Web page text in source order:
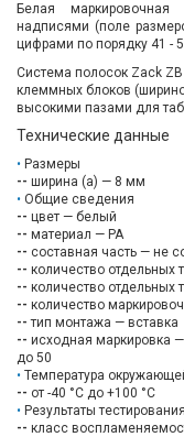
Белая
надписями (поле
цифрами по порядку 41 -
Система полосок Zack
клеммных блоков
высокими пазами для
Технические данные
Размеры
-- ширина (a) — 8 мм
Общие сведения
-- цвет — белый
-- материал — PA
-- составная часть — не
-- количество отдельных
-- количество отдельных
-- количество
-- тип монтажа — вставка
-- исходная маркировка
до 50
Температура
-- от -40 °C до +100 °C
Результаты
-- класс